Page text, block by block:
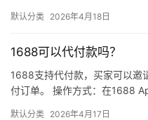
网价格…
默认分类 2026年4月18日
1688可以代付款吗？
1688支持代付款，买家可以邀
付订单。 操作方式：在1688
默认分类 2026年4月17日